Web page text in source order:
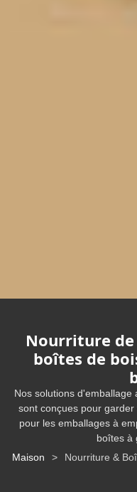
Nourriture
boîtes de
Nos solutions
sont conçues pour
pour les emballages à
boîtes à
Maison
> Nourriture &